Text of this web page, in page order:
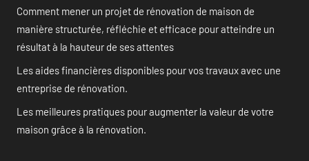
Comment mener un projet de rénovation de maison de
manière structurée, réfléchie et efficace pour atteindre un
résultat à la hauteur de ses attentes
Les aides financières disponibles pour vos travaux avec une
entreprise de rénovation.
Les meilleures pratiques pour augmenter la valeur de votre
maison grâce à la rénovation.